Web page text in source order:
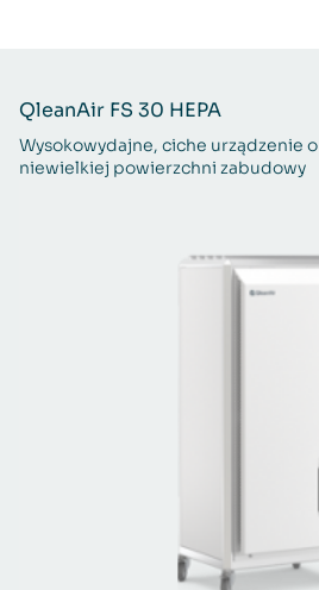
QleanAir FS 30 HEPA
Wysokowydajne, ciche urządzenie o
niewielkiej powierzchni zabudowy